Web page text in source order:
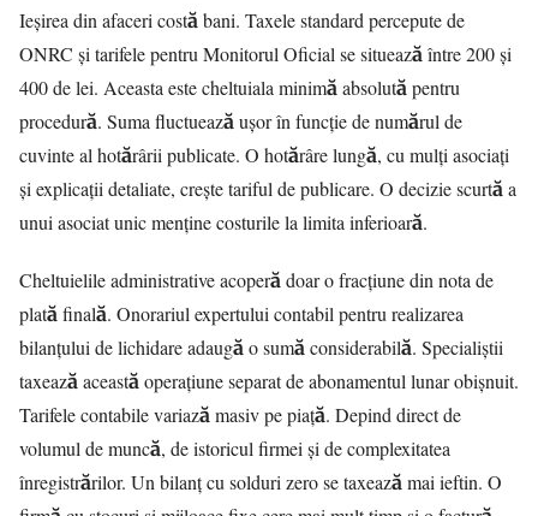
Ieșirea din afaceri costă bani. Taxele standard percepute de
ONRC și tarifele pentru Monitorul Oficial se situează între 200 și
400 de lei. Aceasta este cheltuiala minimă absolută pentru
procedură. Suma fluctuează ușor în funcție de numărul de
cuvinte al hotărârii publicate. O hotărâre lungă, cu mulți asociați
și explicații detaliate, crește tariful de publicare. O decizie scurtă a
unui asociat unic menține costurile la limita inferioară.
Cheltuielile administrative acoperă doar o fracțiune din nota de
plată finală. Onorariul expertului contabil pentru realizarea
bilanțului de lichidare adaugă o sumă considerabilă. Specialiștii
taxează această operațiune separat de abonamentul lunar obișnuit.
Tarifele contabile variază masiv pe piață. Depind direct de
volumul de muncă, de istoricul firmei și de complexitatea
înregistrărilor. Un bilanț cu solduri zero se taxează mai ieftin. O